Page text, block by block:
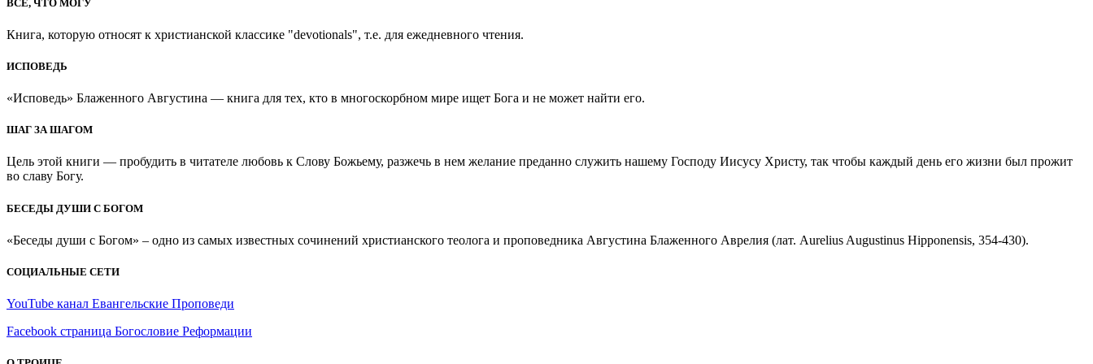
ВСЕ, ЧТО МОГУ
Книга, которую относят к христианской классике "devotionals", т.е. для ежедневного чтения.
ИСПОВЕДЬ
«Исповедь» Блаженного Августина — книга для тех, кто в многоскорбном мире ищет Бога и не может найти его.
ШАГ ЗА ШАГОМ
Цель этой книги — пробудить в читателе любовь к Слову Божьему, разжечь в нем желание преданно служить нашему Господу Иисусу Христу, так чтобы каждый день его жизни был прожит
во славу Богу.
БЕСЕДЫ ДУШИ С БОГОМ
«Беседы души с Богом» – одно из самых известных сочинений христианского теолога и проповедника Августина Блаженного Аврелия (лат. Aurelius Augustinus Hipponensis, 354-430).
СОЦИАЛЬНЫЕ СЕТИ
YouTube канал Евангельские Проповеди
Facebook страница Богословие Реформации